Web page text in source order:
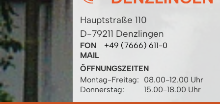
Hauptstraße 110
D-79211 Denzlingen
FON
+49 (7666) 611-0
MAIL
ÖFFNUNGSZEITEN
Montag-Freitag:
08.00-12.00 Uhr
Donnerstag:
15.00-18.00 Uhr